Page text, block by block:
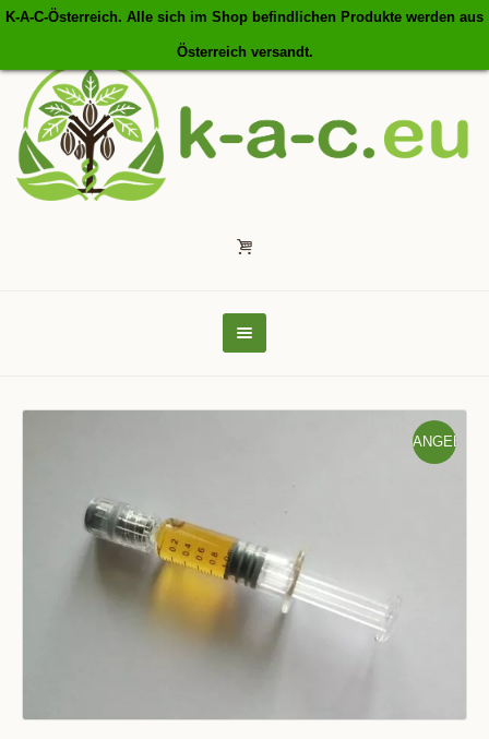
K-A-C-Österreich. Alle sich im Shop befindlichen Produkte werden aus
Österreich versandt.
ANGEBOT!